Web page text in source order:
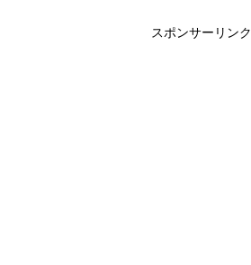
スポンサーリンク